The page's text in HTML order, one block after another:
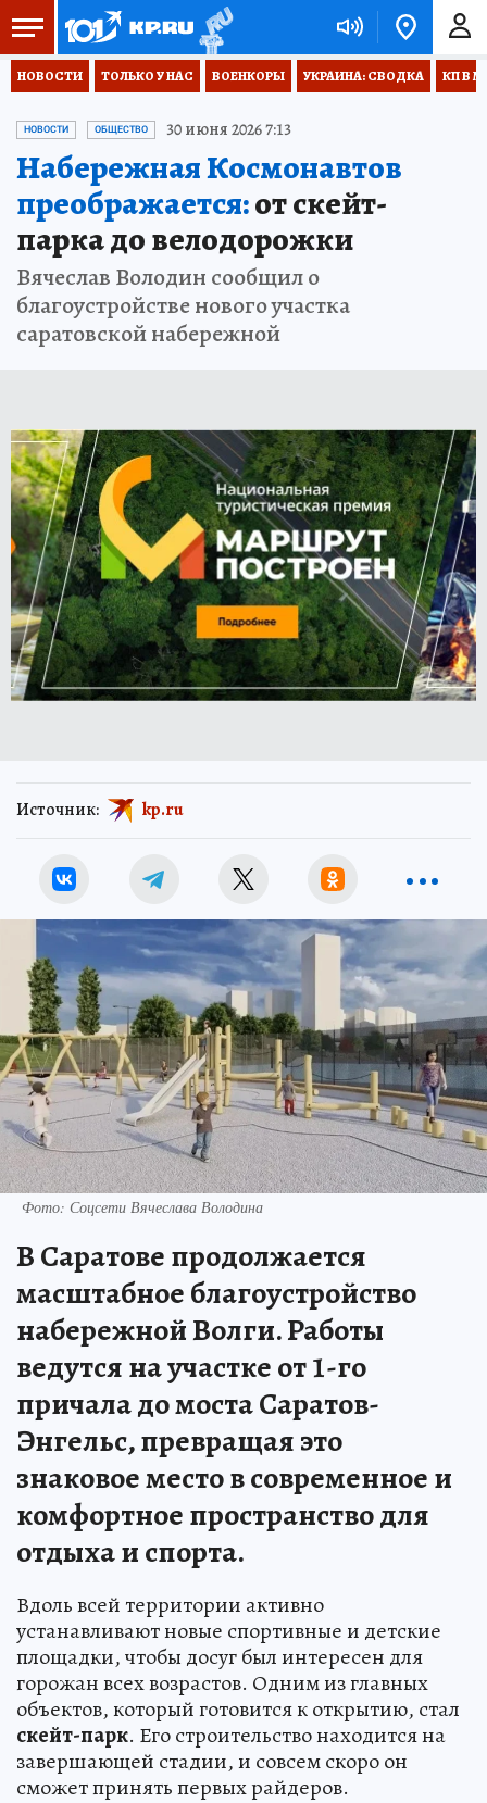
НОВОСТИ ТОЛЬКО У НАС ВОЕНКОРЫ УКРАИНА: СВОДКА КП В
НОВОСТИ ОБЩЕСТВО 30 июня 2026 7:13
Набережная Космонавтов
преображается:от скейт-
парка до велодорожки
Вячеслав Володин сообщил о
благоустройстве нового участка
саратовской набережной
Источник: kp.ru
Фото: Соцсети Вячеслава Володина
В Саратове продолжается
масштабное благоустройство
набережной Волги. Работы
ведутся на участке от 1-го
причала до моста Саратов-
Энгельс, превращая это
знаковое место в современное и
комфортное пространство для
отдыха и спорта.
Вдоль всей территории активно
устанавливают новые спортивные и детские
площадки, чтобы досуг был интересен для
горожан всех возрастов. Одним из главных
объектов, который готовится к открытию, стал
скейт-парк. Его строительство находится на
завершающей стадии, и совсем скоро он
сможет принять первых райдеров.